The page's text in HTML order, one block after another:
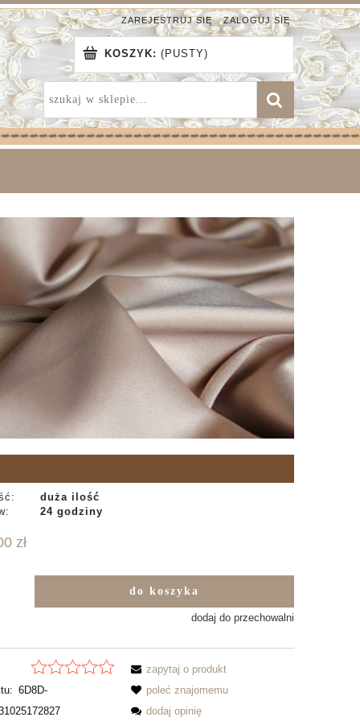
ZAREJESTRUJ SIĘ ZALOGUJ SIĘ
KOSZYK: (PUSTY)
duża ilość
24 godziny
zł
do koszyka
dodaj do przechowalni
6D8D-
zapytaj o produkt
poleć znajomemu
dodaj opinię